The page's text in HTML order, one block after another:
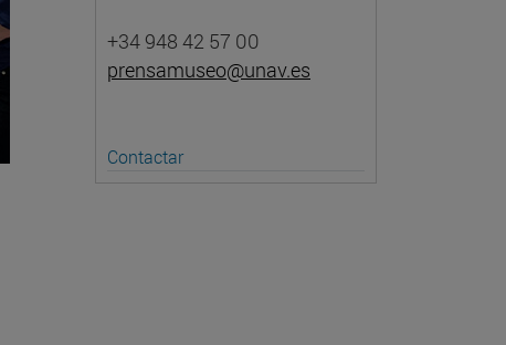
+34 948 42 57 00
prensamuseo@unav.es
Contactar